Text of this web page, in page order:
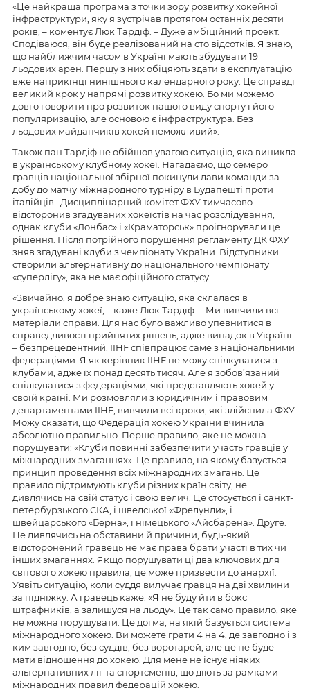
«Це найкраща програма з точки зору розвитку хокейної
інфраструктури, яку я зустрічав протягом останніх десяти
років, – коментує Люк Тардіф. – Дуже амбіційний проект.
Сподіваюся, він буде реалізований на сто відсотків. Я знаю,
що найближчим часом в Україні мають збудувати 19
льодових арен. Першу з них обіцяють здати в експлуатацію
вже наприкінці нинішнього календарного року. Це справді
великий крок у напрямі розвитку хокею. Бо ми можемо
довго говорити про розвиток нашого виду спорту і його
популяризацію, але основою є інфраструктура. Без
льодових майданчиків хокей неможливий».
Також пан Тардіф не обійшов увагою ситуацію, яка виникла
в українському клубному хокеї. Нагадаємо, що семеро
гравців національної збірної покинули лави команди за
добу до матчу міжнародного турніру в Будапешті проти
італійців . Дисциплінарний комітет ФХУ тимчасово
відсторонив згадуваних хокеїстів на час розслідування,
однак клуби «Донбас» і «Краматорськ» проігнорували це
рішення. Після потрійного порушення регламенту ДК ФХУ
зняв згадувані клуби з чемпіонату України. Відступники
створили альтернативну до національного чемпіонату
«суперлігу», яка не має офіційного статусу.
«Звичайно, я добре знаю ситуацію, яка склалася в
українському хокеї, – каже Люк Тардіф. – Ми вивчили всі
матеріали справи. Для нас було важливо упевнитися в
справедливості прийнятих рішень, адже випадок в Україні
– безпрецедентний. IIHF співпрацює саме з національними
федераціями. Я як керівник IIHF не можу спілкуватися з
клубами, адже їх понад десять тисяч. Але я зобов’язаний
спілкуватися з федераціями, які представляють хокей у
своїй країні. Ми розмовляли з юридичним і правовим
департаментами IIHF, вивчили всі кроки, які здійснила ФХУ.
Можу сказати, що Федерація хокею України вчинила
абсолютно правильно. Перше правило, яке не можна
порушувати: «Клуби повинні забезпечити участь гравців у
міжнародних змаганнях». Це правило, на якому базується
принцип проведення всіх міжнародних змагань. Це
правило підтримують клуби різних країн світу, не
дивлячись на свій статус і свою велич. Це стосується і санкт-
петербурзького СКА, і шведської «Фрелунди», і
швейцарського «Берна», і німецького «Айсбарена». Друге.
Не дивлячись на обставини й причини, будь-який
відсторонений гравець не має права брати участі в тих чи
інших змаганнях. Якщо порушувати ці два ключових для
світового хокею правила, це може призвести до анархії.
Уявіть ситуацію, коли суддя вилучає гравця на дві хвилини
за підніжку. А гравець каже: «Я не буду йти в бокс
штрафників, а залишуся на льоду». Це так само правило, яке
не можна порушувати. Це догма, на якій базується система
міжнародного хокею. Ви можете грати 4 на 4, де завгодно і з
ким завгодно, без суддів, без воротарей, але це не буде
мати відношення до хокею. Для мене не існує ніяких
альтернативних ліг та спортсменів, що діють за рамками
міжнародних правил федерацій хокею.